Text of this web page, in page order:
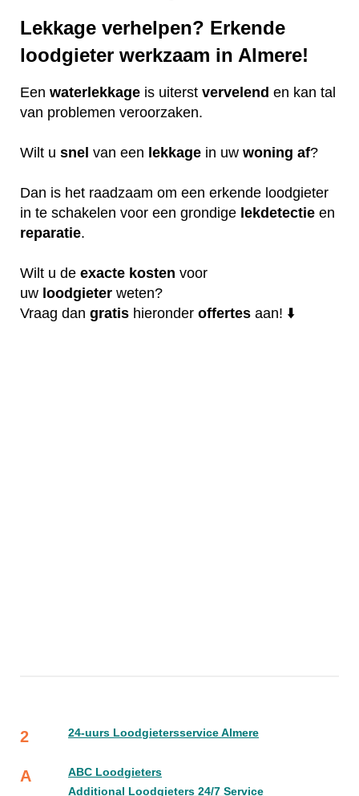
Lekkage verhelpen? Erkende
loodgieter werkzaam in Almere!
Een waterlekkage is uiterst vervelend en kan tal
van problemen veroorzaken.
Wilt u snel van een lekkage in uw woning af?
Dan is het raadzaam om een erkende loodgieter
in te schakelen voor een grondige lekdetectie en
reparatie.
Wilt u de exacte kosten voor
uw loodgieter weten?
Vraag dan gratis hieronder offertes aan! ⬇️
2 24-uurs Loodgietersservice Almere
A
ABC Loodgieters
Additional Loodgieters 24/7 Service